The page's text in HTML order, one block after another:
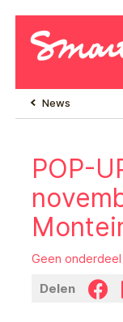
News
POP-
Geen
Delen